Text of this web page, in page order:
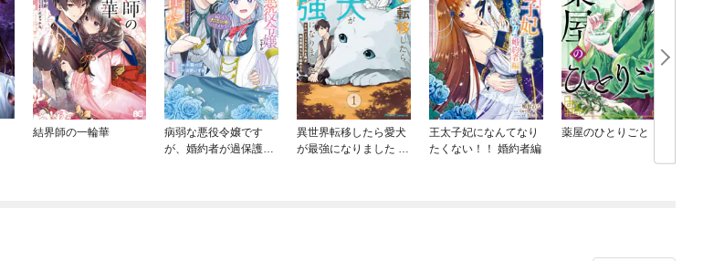
結界師の一輪華
病弱な悪役令嬢です
が、婚約者が過保護す
異世界転移したら愛犬
が最強になりました ～
王太子妃になんてなり
たくない！！ 婚約者編
薬屋のひとりごと